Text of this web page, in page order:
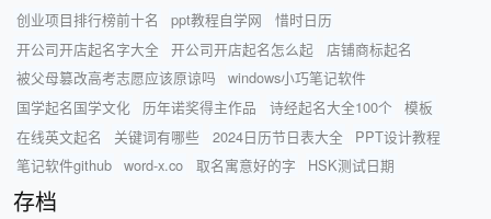
创业项目排行榜前十名 ppt教程自学网
惜时日历
开公司开店起名字大全
开公司开店起名怎么起
店铺商标起名
被父母篡改高考志愿应该原谅吗
windows小巧笔记软件
国学起名国学文化
历年诺奖得主作品 诗经起名大全100个
模板
在线英文起名
关键词有哪些 2024日历节日表大全
PPT设计教程
笔记软件github
word-x.co 取名寓意好的字 HSK测试日期
存档